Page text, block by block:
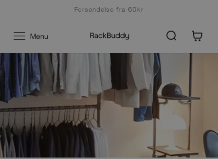
Forsendelse fra 60kr
Menu